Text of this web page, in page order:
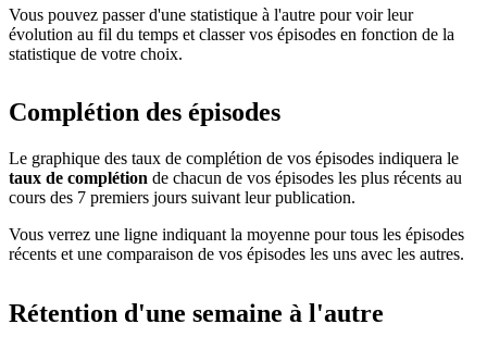
Vous pouvez passer d'une statistique à l'autre pour voir leur
évolution au fil du temps et classer vos épisodes en fonction de la
statistique de votre choix.
Complétion des épisodes
Le graphique des taux de complétion de vos épisodes indiquera le
taux de complétion de chacun de vos épisodes les plus récents au
cours des 7 premiers jours suivant leur publication.
Vous verrez une ligne indiquant la moyenne pour tous les épisodes
récents et une comparaison de vos épisodes les uns avec les autres.
Rétention d'une semaine à l'autre